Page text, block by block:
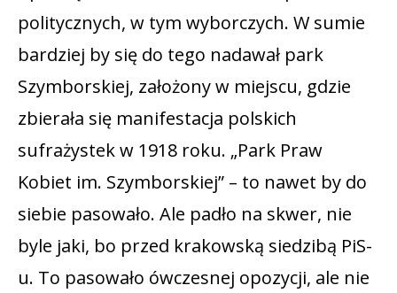
politycznych, w tym wyborczych. W sumie
bardziej by się do tego nadawał park
Szymborskiej, założony w miejscu, gdzie
zbierała się manifestacja polskich
sufrażystek w 1918 roku. „Park Praw
Kobiet im. Szymborskiej” – to nawet by do
siebie pasowało. Ale padło na skwer, nie
byle jaki, bo przed krakowską siedzibą PiS-
u. To pasowało ówczesnej opozycji, ale nie